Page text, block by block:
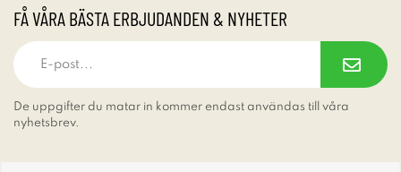
FÅ VÅRA BÄSTA ERBJUDANDEN & NYHETER
De uppgifter du matar in kommer endast användas till våra
nyhetsbrev.